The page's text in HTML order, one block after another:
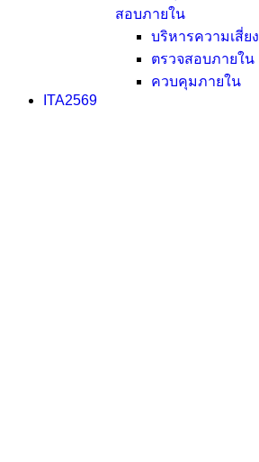
สอบภายใน
บริหารความเสี่ยง
ตรวจสอบภายใน
ควบคุมภายใน
ITA2569